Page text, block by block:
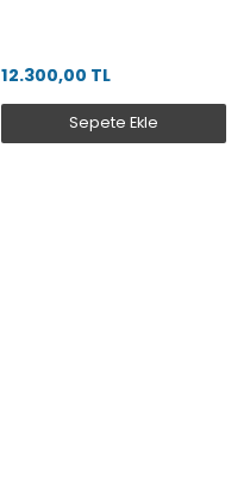
12.300,00 TL
Sepete Ekle